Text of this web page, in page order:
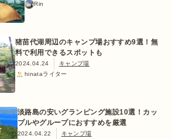
Rin
猪苗代湖周辺のキャンプ場おすすめ9選！無
料で利用できるスポットも
2024.04.24
キャンプ場
hinataライター
淡路島の安いグランピング施設10選！カッ
プルやグループにおすすめを厳選
2024.04.22
キャンプ場